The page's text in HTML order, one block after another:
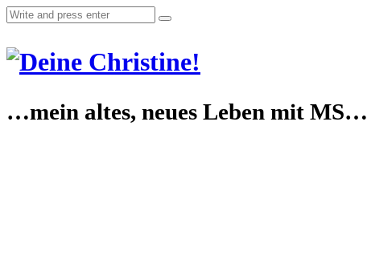
…mein altes, neues Leben mit MS…